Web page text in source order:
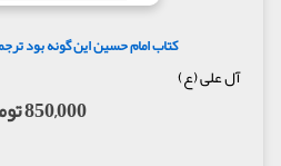
کتاب امام حسین این گونه بود
آل علی (ع)
850,000 تومان